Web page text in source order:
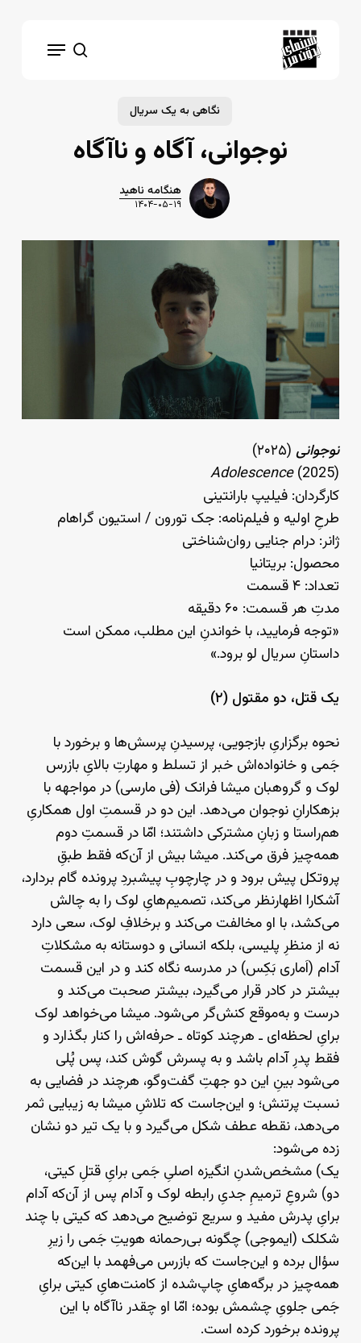
search
Menu
نگاهی به یک سریال
نوجوانی، آگاه و ناآگاه
هنگامه ناهید
۱۴۰۴-۰۵-۱۹
نوجوانی(۲۰۲۵)
Adolescence(2025)
کارگردان: فیلیپ بارانتینی
طرحِ اولیه و فیلم‌نامه: جک تورون / استیون گراهام
ژانر: درام جنایی روان‌شناختی
محصول: بریتانیا
تعداد: ۴ قسمت
مدتِ هر قسمت: ۶۰ دقیقه
«توجه فرمایید،‌ با خواندنِ این مطلب، ممکن است
داستانِ سریال لو برود.»
یک قتل، دو مقتول (۲)
نحوه‌ برگزاریِ بازجویی، پرسیدنِ پرسش‌ها و برخورد با
جَمی و خانواده‌اش خبر از تسلط و مهارتِ بالایِ بازرس
لوک و گروهبان میشا فرانک (فی مارسی) در مواجهه با
بزهکارانِ نوجوان می‌دهد. این دو در قسمتِ اول همکاریِ
هم‌راستا و زبانِ مشترکی داشتند؛ امّا در قسمتِ دوم
همه‌چیز فرق می‌کند. میشا بیش از آن‌که فقط طبقِ
پروتکل پیش برود و در چارچوبِ پیشبردِ پرونده گام بردارد،
آشکارا اظهارنظر می‌کند، تصمیم‌هایِ لوک را به چالش
می‌کشد، با او مخالفت می‌کند و برخلافِ لوک، سعی دارد
نه از منظرِ پلیسی، بلکه انسانی و دوستانه به مشکلاتِ
آدام (اَماری بَکِس) در مدرسه نگاه کند و در این قسمت
بیشتر در کادر قرار می‌گیرد، بیشتر صحبت می‌کند و
درست و به‌موقع کنش‌گر می‌شود. میشا می‌خواهد لوک
برایِ لحظه‌ای ـ هرچند کوتاه ـ حرفه‌اش را کنار بگذارد و
فقط پدرِ آدام باشد و به پسرش گوش کند، پس پُلی
می‌شود بینِ این دو جهتِ گفت‌وگو، هرچند در فضایی به
نسبت پرتنش؛ و این‌جاست که تلاشِ میشا به زیبایی ثمر
می‌دهد، نقطه‌ عطف شکل می‌گیرد و با یک تیر دو نشان
زده می‌شود:
یک) مشخص‌شدنِ انگیزه‌ اصلیِ جَمی برایِ قتلِ کیتی،
دو) شروعِ ترمیمِ جدیِ رابطه‌ لوک و آدام پس از آن‌که آدام
برایِ پدرش مفید و سریع توضیح می‌دهد که کیتی با چند
شکلک (ایموجی) چگونه بی‌رحمانه هویتِ جَمی را زیرِ
سؤال برده و این‌جاست که بازرس می‌فهمد با این‌که
همه‌چیز در برگه‌هایِ چاپ‌شده از کامنت‌هایِ کیتی برایِ
جَمی جلویِ چشمش بوده؛ امّا او چقدر ناآگاه با این
پرونده برخورد کرده است.